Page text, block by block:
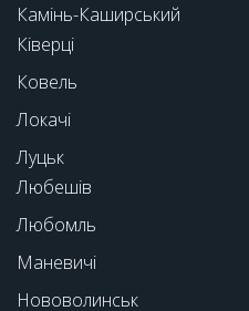
Камінь-Каширський
Ківерці
Ковель
Локачі
Луцьк
Любешів
Любомль
Маневичі
Нововолинськ